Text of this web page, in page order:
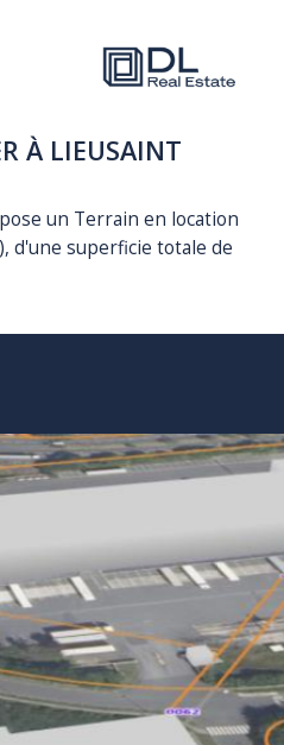
À LIEUSAINT
un Terrain en location
d'une superficie totale de